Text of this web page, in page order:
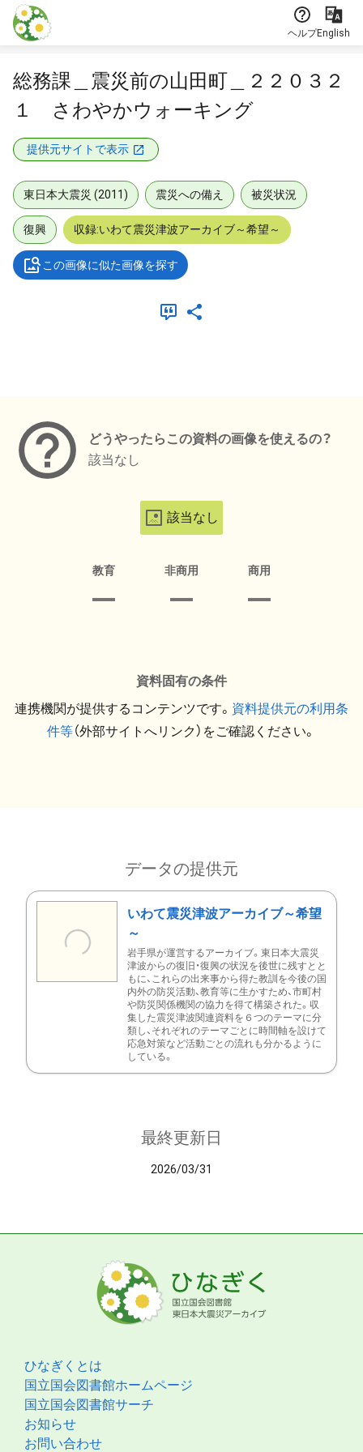
本文に飛ぶ
ヘルプEnglish
総務課＿震災前の山田町＿２２０３２
１ さわやかウォーキング
提供元サイトで表示
東日本大震災 (2011) 震災への備え 被災状況
復興 収録:いわて震災津波アーカイブ～希望～
この画像に似た画像を探す
どうやったらこの資料の画像を使えるの？
該当なし
該当なし
教育 非商用 商用
資料固有の条件
連携機関が提供するコンテンツです。 資料提供元の利用条
件等（外部サイトへリンク）をご確認ください。
データの提供元
いわて震災津波アーカイブ～希望
～
岩手県が運営するアーカイブ。東日本大震災
津波からの復旧・復興の状況を後世に残すとと
もに、これらの出来事から得た教訓を今後の国
内外の防災活動、教育等に生かすため、市町村
や防災関係機関の協力を得て構築された。収
集した震災津波関連資料を６つのテーマに分
類し、それぞれのテーマごとに時間軸を設けて
応急対策など活動ごとの流れも分かるように
している。
最終更新日
2026/03/31
ひなぎくとは
国立国会図書館ホームページ
国立国会図書館サーチ
お知らせ
お問い合わせ